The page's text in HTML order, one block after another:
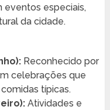
eventos especiais,
da cidade.
Reconhecido por
celebrações que
típicas.
Atividades e